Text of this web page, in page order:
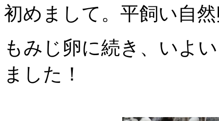
初めまして。平飼い自
もみじ卵に続き、いよ
ました！